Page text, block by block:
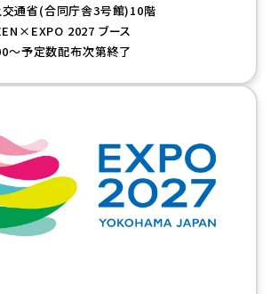
交通省(合同庁舎3号館)10階
2027 ブース
～予定数配布次第終了
す）